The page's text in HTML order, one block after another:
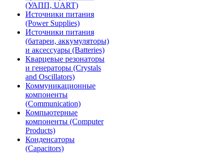
(УАПП, UART)
Источники питания
(Power Supplies)
Источники питания
(батареи, аккумуляторы)
и аксессуары (Batteries)
Кварцевые резонаторы
и генераторы (Crystals
and Oscillators)
Коммуникационные
компоненты
(Communication)
Компьютерные
компоненты (Computer
Products)
Конденсаторы
(Capacitors)